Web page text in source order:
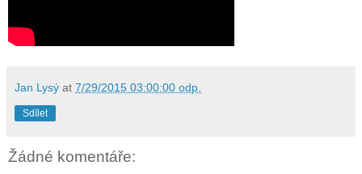
Jan Lysý at 7/29/2015 03:00:00 odp.
Sdílet
Žádné komentáře: